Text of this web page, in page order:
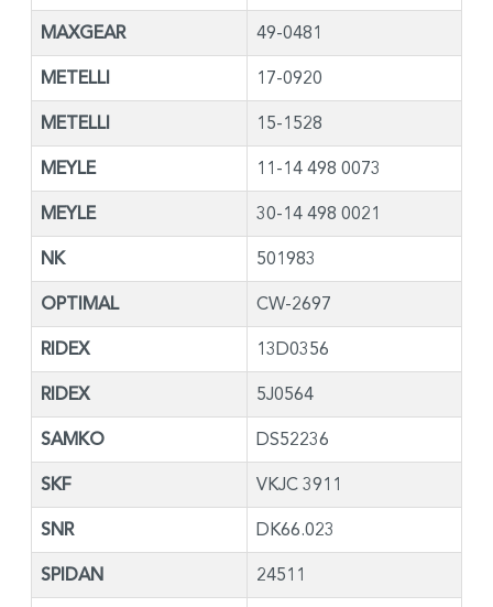
MAXGEAR 49-0481
METELLI 17-0920
METELLI 15-1528
MEYLE 11-14 498 0073
MEYLE 30-14 498 0021
NK 501983
OPTIMAL CW-2697
RIDEX 13D0356
RIDEX 5J0564
SAMKO DS52236
SKF VKJC 3911
SNR DK66.023
SPIDAN 24511